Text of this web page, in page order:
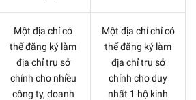
Một địa chỉ có
thể đăng ký làm
địa chỉ trụ sở
chính cho nhiều
công ty, doanh
Một địa chỉ chỉ có
thể đăng ký làm
địa chỉ trụ sở
chính cho duy
nhất 1 hộ kinh